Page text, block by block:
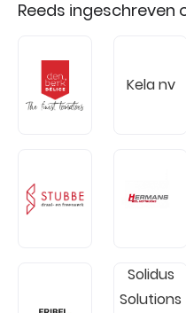
Reeds ingeschreven
Kela nv
Solidus
Solutions